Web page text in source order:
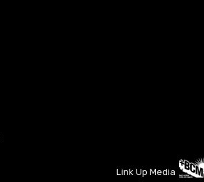
Link Up Media